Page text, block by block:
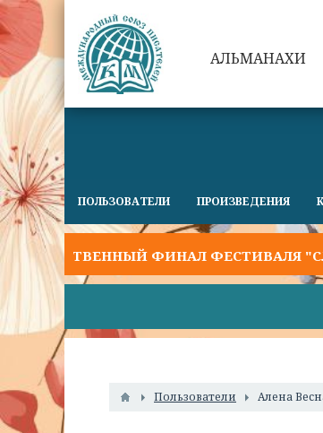
АЛЬМАНАХИ
ПОЛЬЗОВАТЕЛИ ПРОИЗВЕДЕНИЯ
ФИНАЛ ФЕСТИВАЛЯ
Пользователи Алена